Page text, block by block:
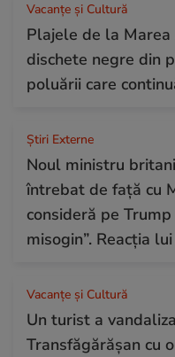
Vacanțe și Cultură
Plajele de la
dischete negre din
poluării care
Știri Externe
Noul ministru
întrebat de față cu
consideră pe
misogin”. Reacția
Vacanțe și Cultură
Un turist a
Transfăgărășan cu